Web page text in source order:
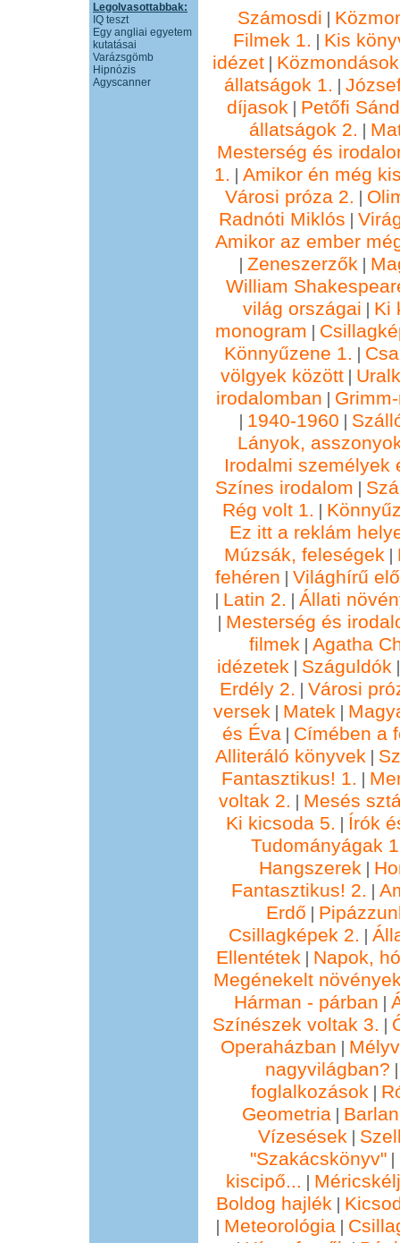
Legolvasottabbak:
IQ teszt
Egy angliai egyetem
kutatásai
Varázsgömb
Hipnózis
Agyscanner
Számosdi |
Filmek 1. | Kis
idézet |
állatságok 1. |
díjasok | Petőfi
állatságok 2. |
Mesterség és
1. | Amikor én még
Városi próza 2. |
Radnóti Miklós |
Amikor az ember
| Zeneszerzők |
William
világ országai | Ki
monogram |
Könnyűzene 1. |
völgyek között |
irodalomban |
| 1940-1960 |
Lányok,
Irodalmi személyek
Színes irodalom |
Rég volt 1. |
Ez itt a reklám
Múzsák, feleségek |
fehéren | Világhírű
| Latin 2. | Állati
| Mesterség és
filmek | Agatha
idézetek | Száguldók
Erdély 2. | Városi
versek | Matek |
és Éva | Címében a
Alliteráló könyvek |
Fantasztikus! 1. |
voltak 2. | Mesés
Ki kicsoda 5. | Írók
Tudományágak
Hangszerek |
Fantasztikus! 2. |
Erdő |
Csillagképek 2. |
Ellentétek | Napok,
Megénekelt
Hárman - párban |
Színészek voltak 3. |
Operaházban |
nagyvilágban?
foglalkozások |
Geometria|
Vízesések |
"Szakácskönyv" |
kiscipő... |
Boldog hajlék |
| Meteorológia|